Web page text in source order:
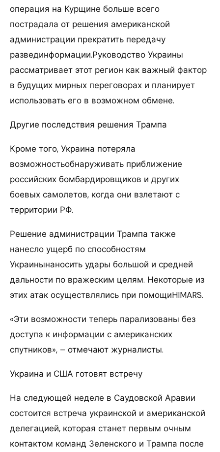
операция на Курщине больше всего
пострадала от решения американской
администрации прекратить передачу
развединформации.Руководство Украины
рассматривает этот регион как важный фактор
в будущих мирных переговорах и планирует
использовать его в возможном обмене.
Другие последствия решения Трампа
Кроме того, Украина потеряла
возможностьобнаруживать приближение
российских бомбардировщиков и других
боевых самолетов, когда они взлетают с
территории РФ.
Решение администрации Трампа также
нанесло ущерб по способностям
Украинынаносить удары большой и средней
дальности по вражеским целям. Некоторые из
этих атак осуществлялись при помощиHIMARS.
«Эти возможности теперь парализованы без
доступа к информации с американских
спутников», – отмечают журналисты.
Украина и США готовят встречу
На следующей неделе в Саудовской Аравии
состоится встреча украинской и американской
делегацией, которая станет первым очным
контактом команд Зеленского и Трампа после